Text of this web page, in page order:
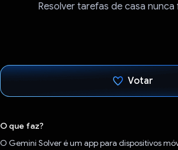
Resolver tarefas de casa
Votar
O que faz?
O Gemini Solver é um app para dispositivos